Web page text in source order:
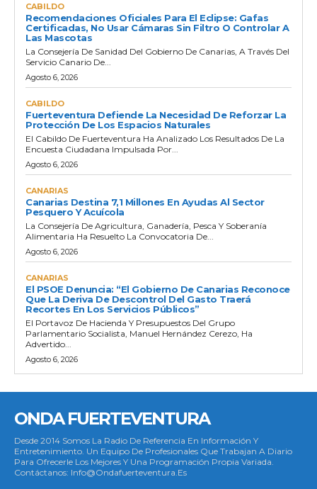
CABILDO
Recomendaciones Oficiales Para El Eclipse: Gafas
Certificadas, No Usar Cámaras Sin Filtro O Controlar A
Las Mascotas
La Consejería De Sanidad Del Gobierno De Canarias, A Través Del
Servicio Canario De...
Agosto 6, 2026
CABILDO
Fuerteventura Defiende La Necesidad De Reforzar La
Protección De Los Espacios Naturales
El Cabildo De Fuerteventura Ha Analizado Los Resultados De La
Encuesta Ciudadana Impulsada Por...
Agosto 6, 2026
CANARIAS
Canarias Destina 7,1 Millones En Ayudas Al Sector
Pesquero Y Acuícola
La Consejería De Agricultura, Ganadería, Pesca Y Soberanía
Alimentaria Ha Resuelto La Convocatoria De...
Agosto 6, 2026
CANARIAS
El PSOE Denuncia: “El Gobierno De Canarias Reconoce
Que La Deriva De Descontrol Del Gasto Traerá
Recortes En Los Servicios Públicos”
El Portavoz De Hacienda Y Presupuestos Del Grupo
Parlamentario Socialista, Manuel Hernández Cerezo, Ha
Advertido...
Agosto 6, 2026
ONDA FUERTEVENTURA
Desde 2014 Somos La Radio De Referencia En Información Y
Entretenimiento. Un Equipo De Profesionales Que Trabajan A Diario
Para Ofrecerle Los Mejores Y Una Programación Propia Variada.
Contáctanos: Info@ondafuerteventura.es